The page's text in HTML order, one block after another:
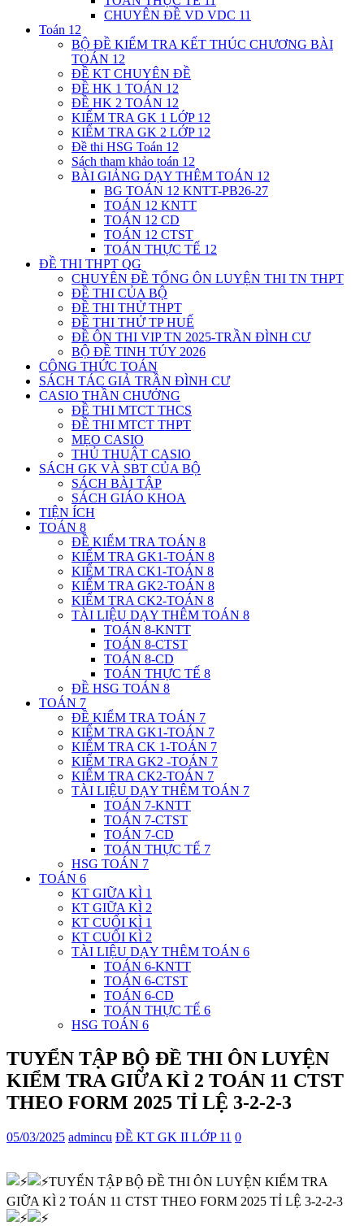
CHUYÊN ĐỀ VD VDC 11
Toán 12
BỘ ĐỀ KIỂM TRA KẾT THÚC CHƯƠNG BÀI
TOÁN 12
ĐỀ KT CHUYÊN ĐỀ
ĐỀ HK 1 TOÁN 12
ĐỀ HK 2 TOÁN 12
KIỂM TRA GK 1 LỚP 12
KIỂM TRA GK 2 LỚP 12
Đề thi HSG Toán 12
Sách tham khảo toán 12
BÀI GIẢNG DẠY THÊM TOÁN 12
BG TOÁN 12 KNTT-PB26-27
TOÁN 12 KNTT
TOÁN 12 CD
TOÁN 12 CTST
TOÁN THỰC TẾ 12
ĐỀ THI THPT QG
CHUYÊN ĐỀ TỔNG ÔN LUYỆN THI TN THPT
ĐỀ THI CỦA BỘ
ĐỀ THI THỬ THPT
ĐỀ THI THỬ TP HUẾ
ĐỀ ÔN THI VIP TN 2025-TRẦN ĐÌNH CƯ
BỘ ĐỀ TINH TÚY 2026
CÔNG THỨC TOÁN
SÁCH TÁC GIẢ TRẦN ĐÌNH CƯ
CASIO THẦN CHƯỞNG
ĐỀ THI MTCT THCS
ĐỀ THI MTCT THPT
MẸO CASIO
THỦ THUẬT CASIO
SÁCH GK VÀ SBT CỦA BỘ
SÁCH BÀI TẬP
SÁCH GIÁO KHOA
TIỆN ÍCH
TOÁN 8
ĐỀ KIỂM TRA TOÁN 8
KIỂM TRA GK1-TOÁN 8
KIỂM TRA CK1-TOÁN 8
KIỂM TRA GK2-TOÁN 8
KIỂM TRA CK2-TOÁN 8
TÀI LIỆU DẠY THÊM TOÁN 8
TOÁN 8-KNTT
TOÁN 8-CTST
TOÁN 8-CD
TOÁN THỰC TẾ 8
ĐỀ HSG TOÁN 8
TOÁN 7
ĐỀ KIỂM TRA TOÁN 7
KIỂM TRA GK1-TOÁN 7
KIỂM TRA CK 1-TOÁN 7
KIỂM TRA GK2 -TOÁN 7
KIỂM TRA CK2-TOÁN 7
TÀI LIỆU DẠY THÊM TOÁN 7
TOÁN 7-KNTT
TOÁN 7-CTST
TOÁN 7-CD
TOÁN THỰC TẾ 7
HSG TOÁN 7
TOÁN 6
KT GIỮA KÌ 1
KT GIỮA KÌ 2
KT CUỐI KÌ 1
KT CUỐI KÌ 2
TÀI LIỆU DẠY THÊM TOÁN 6
TOÁN 6-KNTT
TOÁN 6-CTST
TOÁN 6-CD
TOÁN THỰC TẾ 6
HSG TOÁN 6
TUYỂN TẬP BỘ ĐỀ THI ÔN LUYỆN
KIỂM TRA GIỮA KÌ 2 TOÁN 11 CTST
THEO FORM 2025 TỈ LỆ 3-2-2-3
05/03/2025 admincu ĐỀ KT GK II LỚP 11 0
TUYỂN TẬP BỘ ĐỀ THI ÔN LUYỆN KIỂM TRA
GIỮA KÌ 2 TOÁN 11 CTST THEO FORM 2025 TỈ LỆ 3-2-2-3